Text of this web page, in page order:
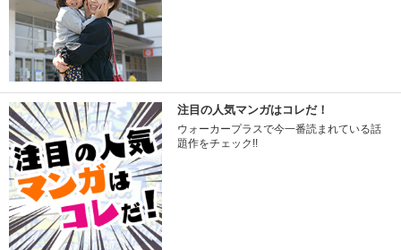
注目の人気マンガはコレだ！
ウォーカープラスで今一番読まれている話
題作をチェック!!